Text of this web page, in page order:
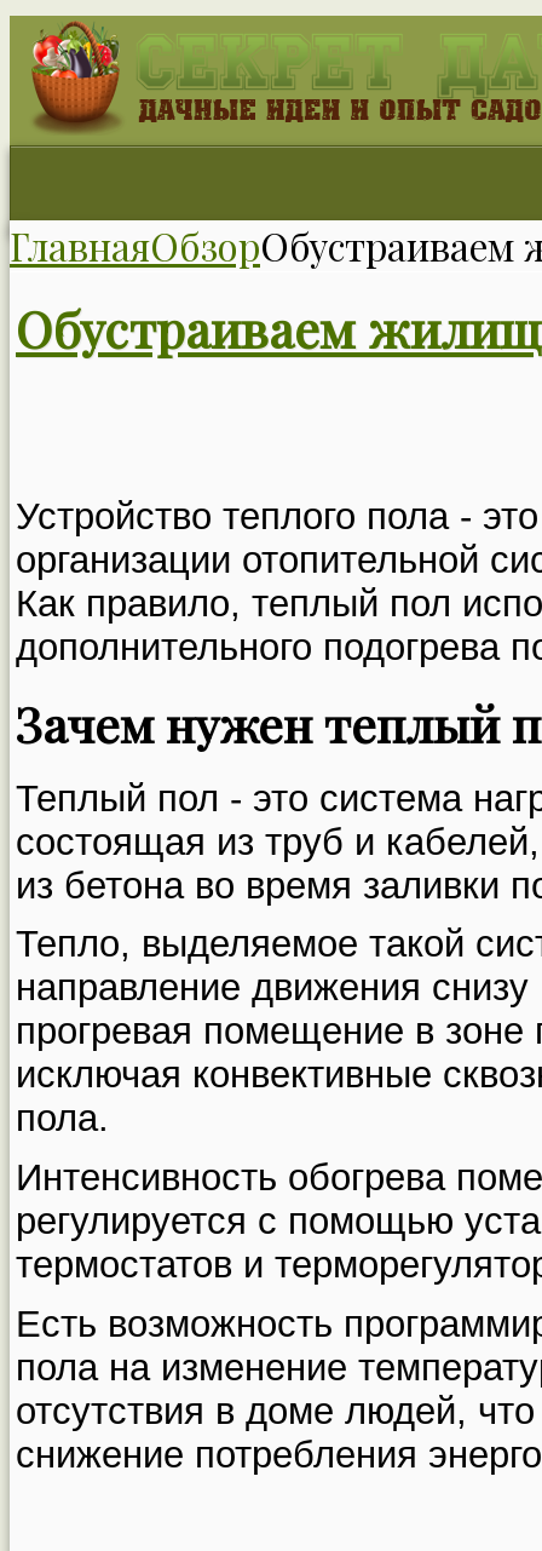
ГлавнаяОбзорОбустраиваем
Обустраиваем
Устройство теплого пола -
организации отопительной
Как правило, теплый пол
дополнительного подогрева
Зачем нужен теплый
Теплый пол - это система
состоящая из труб и
из бетона во время заливки
Тепло, выделяемое такой
направление движения
прогревая помещение в
исключая конвективные
пола.
Интенсивность обогрева
регулируется с помощью
термостатов и
Есть возможность
пола на изменение
отсутствия в доме людей,
снижение потребления